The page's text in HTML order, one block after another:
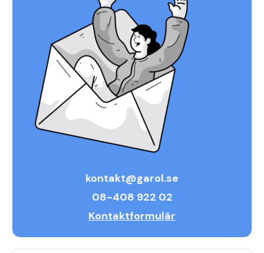
kontakt@garol.se
08-408 922 02
Kontaktformulär